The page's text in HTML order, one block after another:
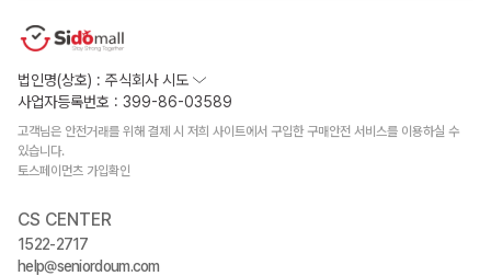
법인명(상호) : 주식회사 시도
사업자등록번호 : 399-86-03589
고객님은 안전거래를 위해 결제 시 저희 사이트에서 구입한 구매안전 서비스를 이용하실 수
있습니다.
토스페이먼츠 가입확인
CS CENTER
1522-2717
help@seniordoum.com